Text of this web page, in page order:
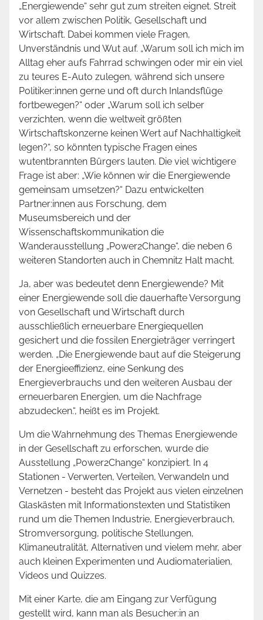
„Energiewende“ sehr gut zum streiten eignet. Streit
vor allem zwischen Politik, Gesellschaft und
Wirtschaft. Dabei kommen viele Fragen,
Unverständnis und Wut auf. „Warum soll ich mich im
Alltag eher aufs Fahrrad schwingen oder mir ein viel
zu teures E-Auto zulegen, während sich unsere
Politiker:innen gerne und oft durch Inlandsflüge
fortbewegen?“ oder „Warum soll ich selber
verzichten, wenn die weltweit größten
Wirtschaftskonzerne keinen Wert auf Nachhaltigkeit
legen?“, so könnten typische Fragen eines
wutentbrannten Bürgers lauten. Die viel wichtigere
Frage ist aber: „Wie können wir die Energiewende
gemeinsam umsetzen?“ Dazu entwickelten
Partner:innen aus Forschung, dem
Museumsbereich und der
Wissenschaftskommunikation die
Wanderausstellung „Power2Change“, die neben 6
weiteren Standorten auch in Chemnitz Halt macht.
Ja, aber was bedeutet denn Energiewende? Mit
einer Energiewende soll die dauerhafte Versorgung
von Gesellschaft und Wirtschaft durch
ausschließlich erneuerbare Energiequellen
gesichert und die fossilen Energieträger verringert
werden. „Die Energiewende baut auf die Steigerung
der Energieeffizienz, eine Senkung des
Energieverbrauchs und den weiteren Ausbau der
erneuerbaren Energien, um die Nachfrage
abzudecken.“, heißt es im Projekt.
Um die Wahrnehmung des Themas Energiewende
in der Gesellschaft zu erforschen, wurde die
Ausstellung „Power2Change“ konzipiert. In 4
Stationen - Verwerten, Verteilen, Verwandeln und
Vernetzen - besteht das Projekt aus vielen einzelnen
Glaskästen mit Informationstexten und Statistiken
rund um die Themen Industrie, Energieverbrauch,
Stromversorgung, politische Stellungen,
Klimaneutralität, Alternativen und vielem mehr, aber
auch kleinen Experimenten und Audiomaterialien,
Videos und Quizzes.
Mit einer Karte, die am Eingang zur Verfügung
gestellt wird, kann man als Besucher:in an